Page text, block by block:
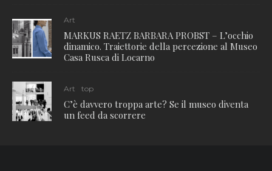
Art
MARKUS RAETZ BARBARA PROBST – L’occhio
dinamico. Traiettorie della percezione al Museo
Casa Rusca di Locarno
Art top
C’è davvero troppa arte? Se il museo diventa
un feed da scorrere